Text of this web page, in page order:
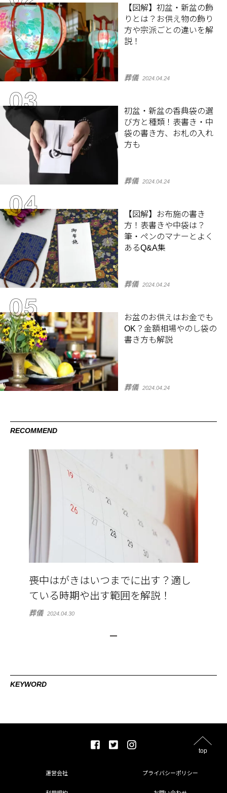
【図解】初盆・新盆の飾
りとは？お供え物の飾り
方や宗派ごとの違いを解
説！
葬儀 2024.04.24
初盆・新盆の香典袋の選
び方と種類！表書き・中
袋の書き方、お札の入れ
方も
葬儀 2024.04.24
【図解】お布施の書き
方！表書きや中袋は？
筆・ペンのマナーとよく
あるQ&A集
葬儀 2024.04.24
お盆のお供えはお金でも
OK？金額相場やのし袋の
書き方も解説
葬儀 2024.04.24
RECOMMEND
喪中はがきはいつまでに出す？適し
ている時期や出す範囲を解説！
葬儀 2024.04.30
KEYWORD
top
運営会社 プライバシーポリシー